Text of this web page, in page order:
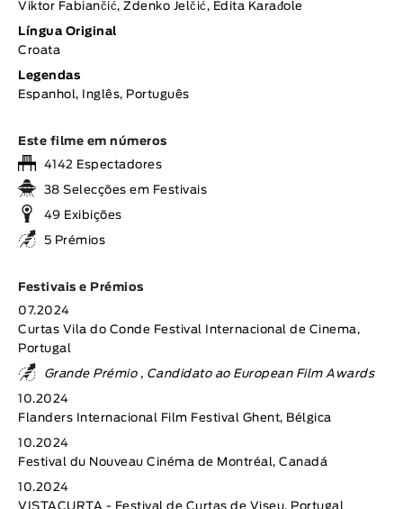
Viktor Fabiančić, Zdenko Jelčić, Edita Karađole
Língua Original
Croata
Legendas
Espanhol, Inglês, Português
Este filme em números
4142 Espectadores
38 Selecções em Festivais
49 Exibições
5 Prémios
Festivais e Prémios
07.2024
Curtas Vila do Conde Festival Internacional de Cinema,
Portugal
Grande Prémio , Candidato ao European Film Awards
10.2024
Flanders Internacional Film Festival Ghent, Bélgica
10.2024
Festival du Nouveau Cinéma de Montréal, Canadá
10.2024